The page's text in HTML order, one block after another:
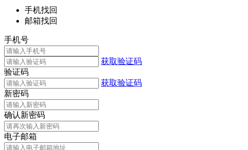
手机找回
邮箱找回
手机号
获取验证码
验证码
获取验证码
新密码
确认新密码
电子邮箱